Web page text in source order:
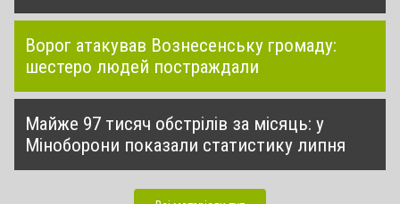
Ворог атакував Вознесенську громаду:
шестеро людей постраждали
Майже 97 тисяч обстрілів за місяць: у
Міноборони показали статистику липня